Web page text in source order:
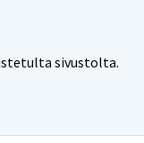
sivustolta.